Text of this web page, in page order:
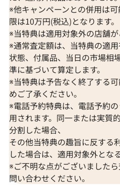
※他キャンペーンとの併用は
限は10万円(税込)となります。
※当特典は適用対象外の店舗が
※通常査定額は、当特典の適用
状態、付属品、当日の市場相
準に基づいて算定します。
※当特典は予告なく終了する
めご了承ください。
※電話予約特典は、電話予約
用されます。同一または実質
分割した場合、
その他当特典の趣旨に反する
した場合は、適用対象外とな
※ご不明な点がございました
問い合わせください。